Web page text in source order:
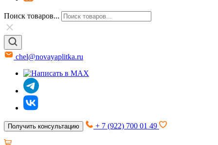
Поиск товаров...
chel@novayaplitka.ru
Получить консультацию + 7 (922) 700 01 49